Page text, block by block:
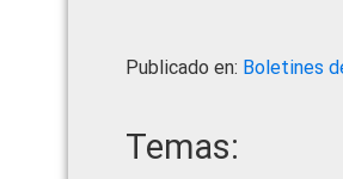
Publicado en: Boletines
Temas: